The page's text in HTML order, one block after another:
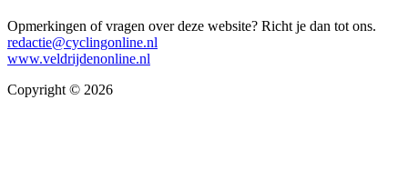
Opmerkingen of vragen over deze website? Richt je dan tot ons.
redactie@cyclingonline.nl
www.veldrijdenonline.nl
Copyright © 2026